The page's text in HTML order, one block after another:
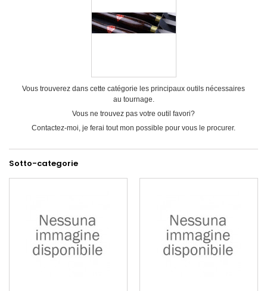
Vous trouverez dans cette catégorie les principaux outils nécessaires
au tournage.
Vous ne trouvez pas votre outil favori?
Contactez-moi, je ferai tout mon possible pour vous le procurer.
Sotto-categorie